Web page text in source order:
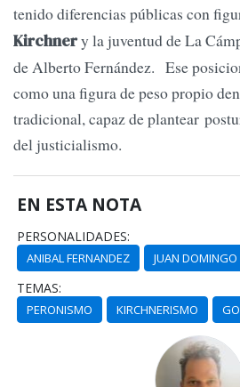
tenido diferencias públicas con
Kirchnery la juventud de La
de Alberto Fernández. Ese
como una figura de peso propio
tradicional, capaz de plantear
del justicialismo.
EN ESTA NOTA
PERSONALIDADES:
ANIBAL FERNANDEZ JUAN DOMINGO
TEMAS:
PERONISMO KIRCHNERISMO